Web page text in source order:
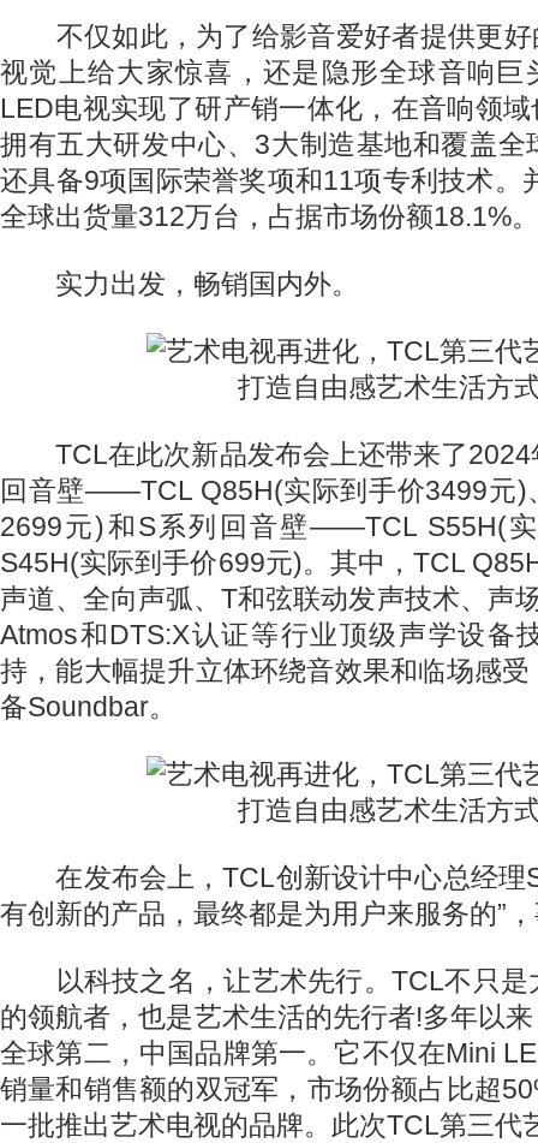
不仅如此，为了给影音爱好者提供更好
视觉上给大家惊喜，还是隐形全球音响巨
LED电视实现了研产销一体化，在音响领
拥有五大研发中心、3大制造基地和覆盖全
还具备9项国际荣誉奖项和11项专利技术。
全球出货量312万台，占据市场份额18.1%。
实力出发，畅销国内外。
TCL在此次新品发布会上还带来了2024
回音壁——TCL Q85H(实际到手价3499元)
2699元)和S系列回音壁——TCL S55H(
S45H(实际到手价699元)。其中，TCL
声道、全向声弧、T和弦联动发声技术、声
Atmos和DTS:X认证等行业顶级声学设备
持，能大幅提升立体环绕音效果和临场感
备Soundbar。
在发布会上，TCL创新设计中心总经理
有创新的产品，最终都是为用户来服务的”
以科技之名，让艺术先行。TCL不只是
的领航者，也是艺术生活的先行者!多年以
全球第二，中国品牌第一。它不仅在Mini
销量和销售额的双冠军，市场份额占比超
一批推出艺术电视的品牌。此次TCL第三代